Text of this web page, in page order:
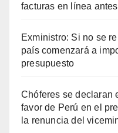
facturas en línea
Exministro: Si no se
país comenzará a
presupuesto
Chóferes se declaran
favor de Perú en el
la renuncia del